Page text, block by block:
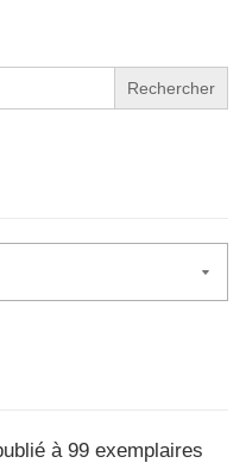
à 99 exemplaires